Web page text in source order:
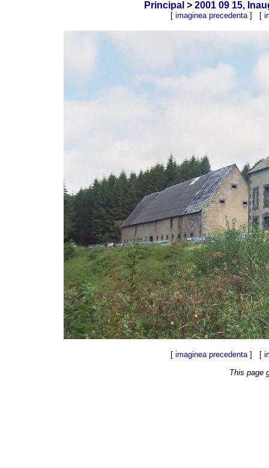
Principal > 2001 09 15,
[ imaginea precedenta] [
[ imaginea precedenta] [
This page